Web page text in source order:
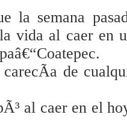
la semana
vida al caer en
carecÃ­a de
al caer en el